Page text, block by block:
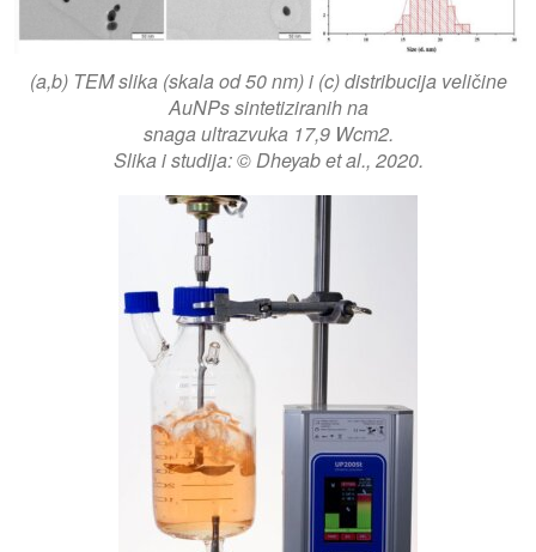
(a,b) TEM slika (skala od 50 nm) i (c) distribucija veličine
AuNPs sintetiziranih na
snaga ultrazvuka 17,9 Wcm2.
Slika i studija: © Dheyab et al., 2020.